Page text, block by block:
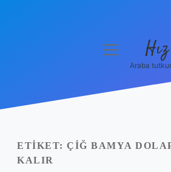
Yasal Uyarı
menüyü
Araba
ETIKET: ÇIĞ BAMYA
KALIR